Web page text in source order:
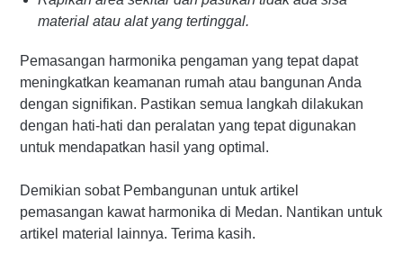
material atau alat yang tertinggal.
Pemasangan harmonika pengaman yang tepat dapat
meningkatkan keamanan rumah atau bangunan Anda
dengan signifikan. Pastikan semua langkah dilakukan
dengan hati-hati dan peralatan yang tepat digunakan
untuk mendapatkan hasil yang optimal.
Demikian sobat Pembangunan untuk artikel
pemasangan kawat harmonika di Medan. Nantikan untuk
artikel material lainnya. Terima kasih.